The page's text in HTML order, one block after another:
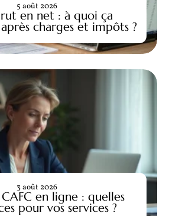
en net : à quoi ça
charges et impôts ?
5 août 2026
en ligne : quelles
pour vos services ?
3 août 2026